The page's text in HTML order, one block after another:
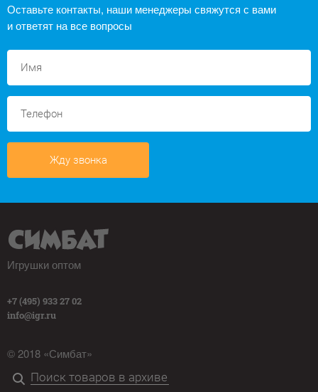
Оставьте контакты, наши менеджеры свяжутся с вами
и ответят на все вопросы
Жду звонка
Игрушки оптом
+7 (495) 933 27 02
info@igr.ru
© 2018 «Симбат»